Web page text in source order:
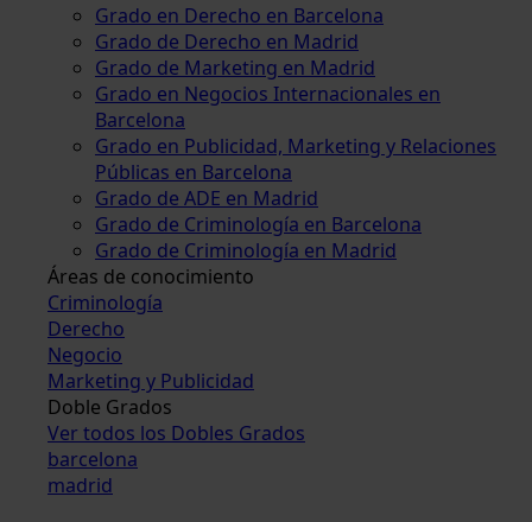
Grado en Derecho en Barcelona
Grado de Derecho en Madrid
Grado de Marketing en Madrid
Grado en Negocios Internacionales en
Barcelona
Grado en Publicidad, Marketing y Relaciones
Públicas en Barcelona
Grado de ADE en Madrid
Grado de Criminología en Barcelona
Grado de Criminología en Madrid
Áreas de conocimiento
Criminología
Derecho
Negocio
Marketing y Publicidad
Doble Grados
Ver todos los Dobles Grados
barcelona
madrid